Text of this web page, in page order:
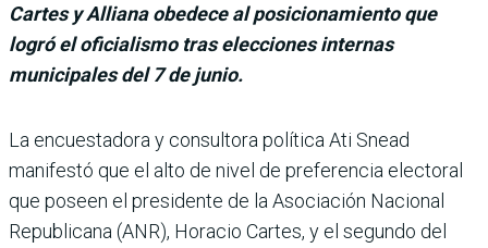
Cartes y Alliana obedece al posicionamiento que
logró el oficialismo tras elecciones internas
municipales del 7 de junio.
La encuestadora y consultora política Ati Snead
manifestó que el alto de nivel de prefe­rencia electoral
que poseen el presidente de la Asociación Nacional
Republicana (ANR), Horacio Cartes, y el segundo del